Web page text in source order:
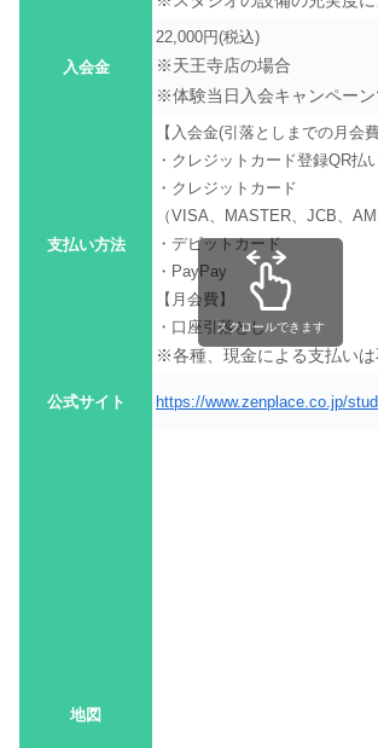
入会金
22,000円(税込)
※天王寺店の場合
※体験当日入会キャンペーン
支払い方法
【入会金(引落としまでの月会
・クレジットカード登録QR払
・クレジットカード
（VISA、MASTER、JCB、
・デビットカード
・PayPay
【月会費】
・口座引落とし
※各種、現金による支払い
公式サイト https://www.zenplace.co.jp/
地図
スクロールできます